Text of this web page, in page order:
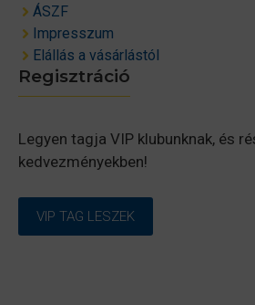
ÁSZF
Impresszum
Elállás a vásárlástól
Regisztráció
Legyen tagja VIP klubunknak, és
kedvezményekben!
VIP TAG LESZEK